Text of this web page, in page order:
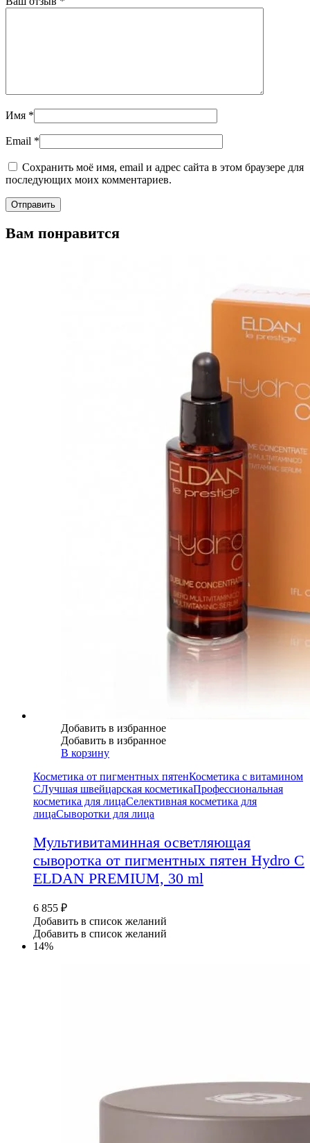
Имя *
Email *
Сохранить моё имя, email и адрес сайта в этом браузере для
последующих моих комментариев.
Вам понравится
Добавить в избранное
Добавить в избранное
В корзину
Косметика от пигментных пятенКосметика с витамином
СЛучшая швейцарская косметикаПрофессиональная
косметика для лицаСелективная косметика для
лицаСыворотки для лица
Мультивитаминная осветляющая
сыворотка от пигментных пятен Hydro C
ELDAN PREMIUM, 30 ml
6 855 ₽
Добавить в список желаний
Добавить в список желаний
14%